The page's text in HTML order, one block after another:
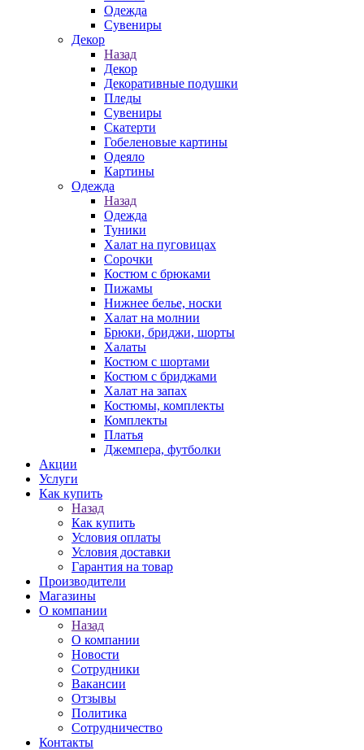
Одежда
Сувениры
Декор
Назад
Декор
Декоративные подушки
Пледы
Сувениры
Скатерти
Гобеленовые картины
Одеяло
Картины
Одежда
Назад
Одежда
Туники
Халат на пуговицах
Сорочки
Костюм с брюками
Пижамы
Нижнее белье, носки
Халат на молнии
Брюки, бриджи, шорты
Халаты
Костюм с шортами
Костюм с бриджами
Халат на запах
Костюмы, комплекты
Комплекты
Платья
Джемпера, футболки
Акции
Услуги
Как купить
Назад
Как купить
Условия оплаты
Условия доставки
Гарантия на товар
Производители
Магазины
О компании
Назад
О компании
Новости
Сотрудники
Вакансии
Отзывы
Политика
Сотрудничество
Контакты